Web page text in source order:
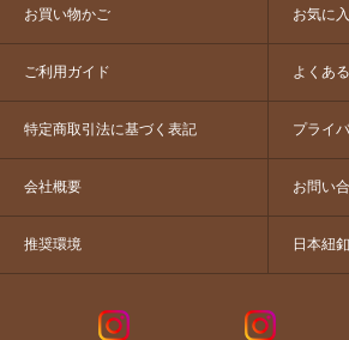
お買い物かご お気に
ご利用ガイド よくあ
特定商取引法に基づく表記 プライ
会社概要 お問い
推奨環境 日本紐